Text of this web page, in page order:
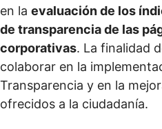
en la evaluación de los
de transparencia de las
corporativas. La finalidad
colaborar en la
Transparencia y en la
ofrecidos a la ciudadanía.